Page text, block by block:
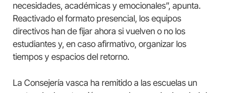
necesidades, académicas y emocionales”, apunta.
Reactivado el formato presencial, los equipos
directivos han de fijar ahora si vuelven o no los
estudiantes y, en caso afirmativo, organizar los
tiempos y espacios del retorno.
La Consejería vasca ha remitido a las escuelas un